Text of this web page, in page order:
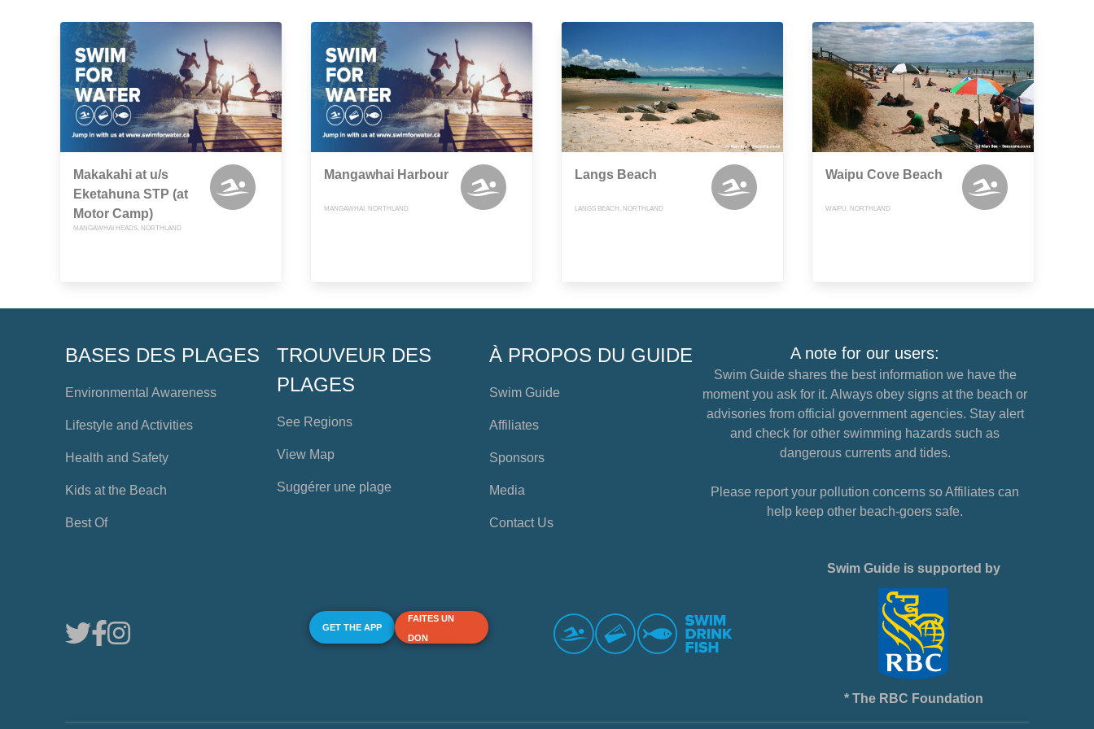
Makakahi at u/s
Eketahuna STP (at
Motor Camp)
MANGAWHAI HEADS, NORTHLAND
Mangawhai Harbour
MANGAWHAI, NORTHLAND
Langs Beach
LANGS BEACH, NORTHLAND
Waipu Cove Beach
WAIPU, NORTHLAND
BASES DES PLAGES
Environmental Awareness
Lifestyle and Activities
Health and Safety
Kids at the Beach
Best Of
TROUVEUR DES
PLAGES
See Regions
View Map
Suggérer une plage
À PROPOS DU GUIDE
Swim Guide
Affiliates
Sponsors
Media
Contact Us
A note for our users:
Swim Guide shares the best information we have the
moment you ask for it. Always obey signs at the beach or
advisories from official government agencies. Stay alert
and check for other swimming hazards such as
dangerous currents and tides.
Please report your pollution concerns so Affiliates can
help keep other beach-goers safe.
GET THE APP
FAITES UN
DON
Swim Guide is supported by
* The RBC Foundation